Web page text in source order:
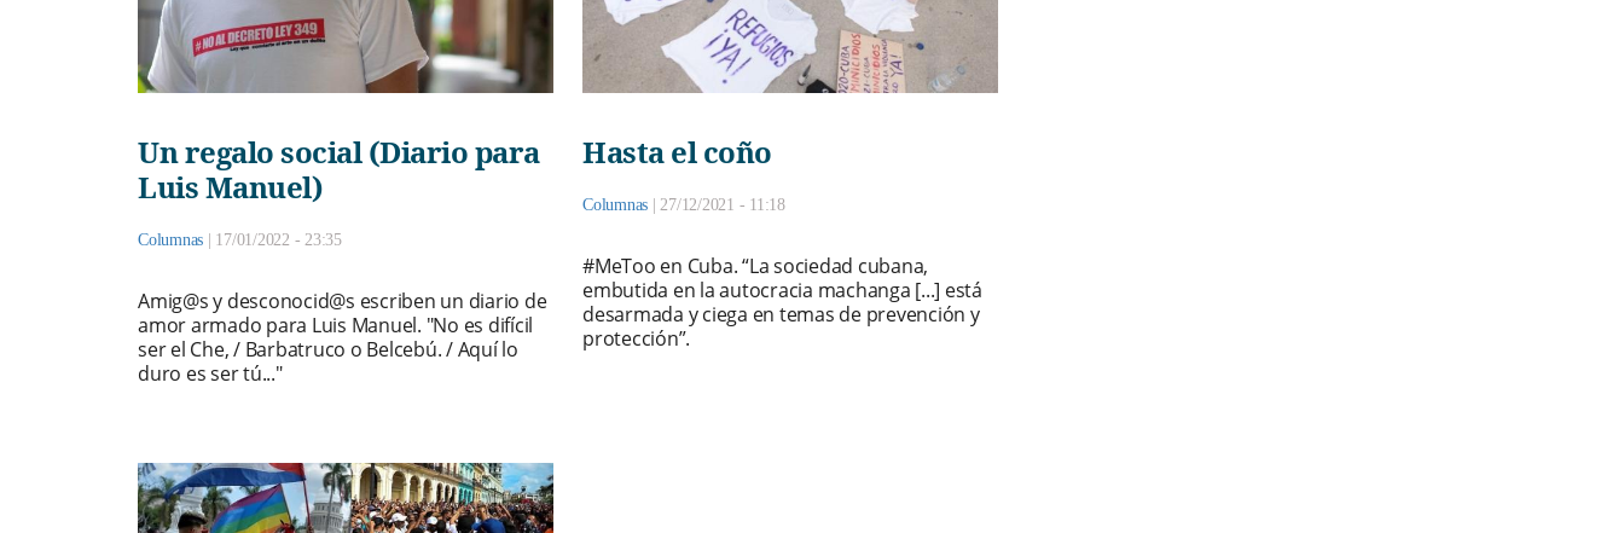
Un regalo social (Diario para
Luis Manuel)
Columnas 17/01/2022 - 23:35
Amig@s y desconocid@s escriben un diario de
amor armado para Luis Manuel. "No es difícil
ser el Che, / Barbatruco o Belcebú. / Aquí lo
duro es ser tú..."
Hasta el coño
Columnas 27/12/2021 - 11:18
#MeToo en Cuba. “La sociedad cubana,
embutida en la autocracia machanga [...] está
desarmada y ciega en temas de prevención y
protección”.